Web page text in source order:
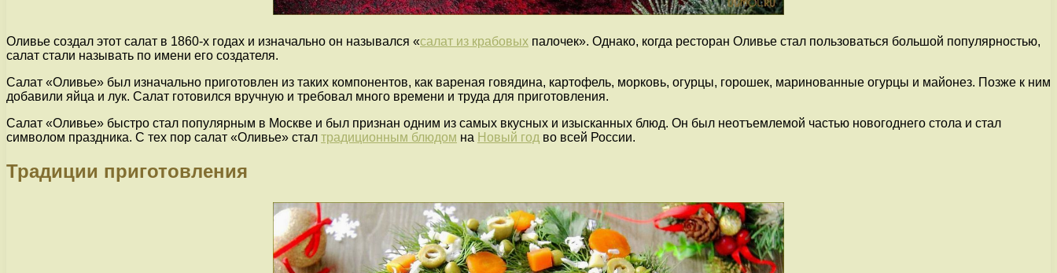
Оливье создал этот салат в 1860-х годах и изначально он назывался «салат из крабовых палочек». Однако, когда ресторан Оливье стал пользоваться большой популярностью,
салат стали называть по имени его создателя.
Салат «Оливье» был изначально приготовлен из таких компонентов, как вареная говядина, картофель, морковь, огурцы, горошек, маринованные огурцы и майонез. Позже к ним
добавили яйца и лук. Салат готовился вручную и требовал много времени и труда для приготовления.
Салат «Оливье» быстро стал популярным в Москве и был признан одним из самых вкусных и изысканных блюд. Он был неотъемлемой частью новогоднего стола и стал
символом праздника. С тех пор салат «Оливье» стал традиционным блюдом на Новый год во всей России.
Традиции приготовления